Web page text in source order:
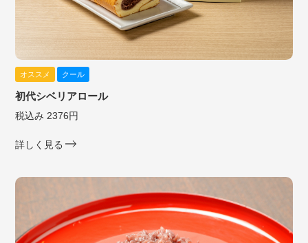
オススメ クール
初代シベリアロール
税込み 2376円
詳しく見る